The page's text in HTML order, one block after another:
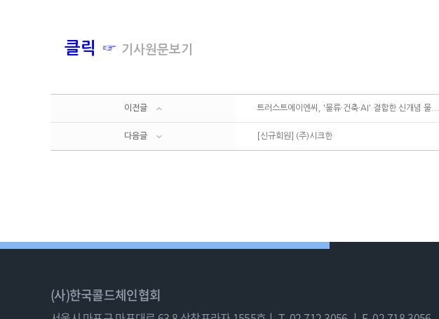
클릭 ☞ 기사원문보기
이전글 트러스트에이엔씨, '물류·건축·AI' 결합한 신개념 물....
다음글 [신규회원] (주)시크한
(사)한국콜드체인협회